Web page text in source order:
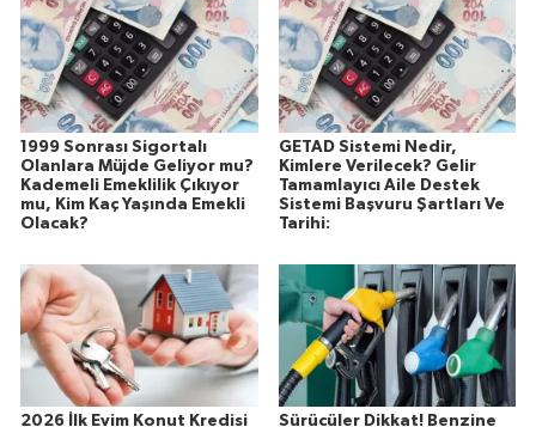
1999 Sonrası Sigortalı
Olanlara Müjde Geliyor mu?
Kademeli Emeklilik Çıkıyor
mu, Kim Kaç Yaşında Emekli
Olacak?
GETAD Sistemi Nedir,
Kimlere Verilecek? Gelir
Tamamlayıcı Aile Destek
Sistemi Başvuru Şartları Ve
Tarihi:
2026 İlk Evim Konut Kredisi Sürücüler Dikkat! Benzine